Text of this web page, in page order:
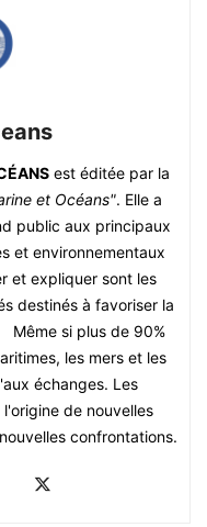
est éditée par la
et Océans". Elle a
public aux principaux
et environnementaux
et expliquer sont les
destinés à favoriser la
Même si plus de 90%
les mers et les
échanges. Les
de nouvelles
confrontations.